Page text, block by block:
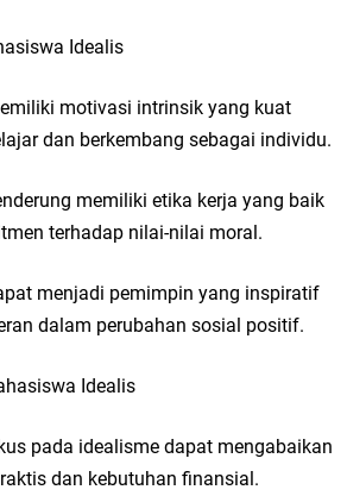
Idealis
motivasi intrinsik yang kuat
dan berkembang sebagai individu.
memiliki etika kerja yang baik
terhadap nilai-nilai moral.
menjadi pemimpin yang inspiratif
dalam perubahan sosial positif.
Idealis
pada idealisme dapat mengabaikan
dan kebutuhan finansial.